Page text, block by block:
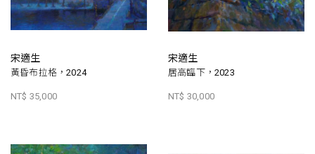
宋適生
黃昏布拉格，2024
NT$ 35,000
宋適生
居高臨下，2023
NT$ 30,000